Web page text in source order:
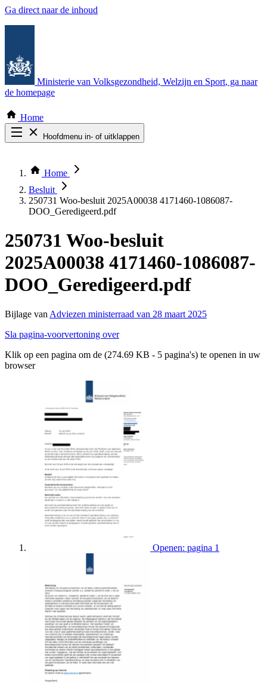
Ga direct naar de inhoud
Ministerie van Volksgezondheid, Welzijn en Sport, ga naar
de homepage
Home
Hoofdmenu in- of uitklappen
Thema COVID-19
Bekijk per bestuursorgaan
Home
Besluit
250731 Woo-besluit 2025A00038 4171460-1086087-
DOO_Geredigeerd.pdf
250731 Woo-besluit
2025A00038 4171460-1086087-
DOO_Geredigeerd.pdf
Bijlage van Adviezen ministerraad van 28 maart 2025
Sla pagina-voorvertoning over
Klik op een pagina om de (274.69 KB - 5 pagina's) te openen in uw
browser
Openen: pagina 1